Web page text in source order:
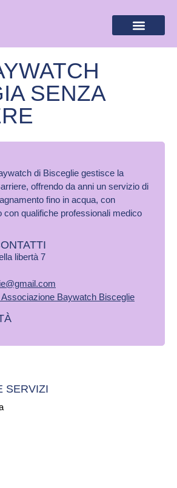
SENZA
di Bisceglie gestisce la
offrendo da anni un servizio di
fino in acqua, con
con qualifiche professionali medico
libertà 7
Baywatch Bisceglie
SERVIZI